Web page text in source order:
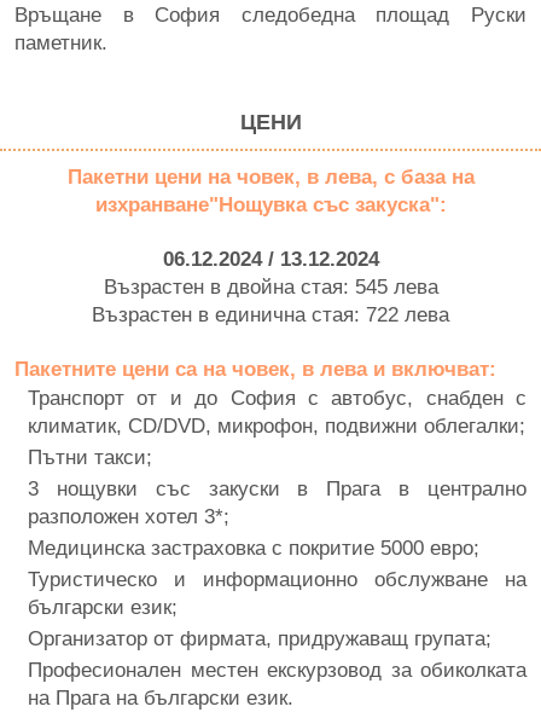
Връщане в София следобeдна площад Руски
паметник.
ЦЕНИ
Пакетни цени на човек, в лева, с база на
изхранване"Нощувка със закуска":
06.12.2024 / 13.12.2024
Възрастен в двойна стая: 545 лева
Възрастен в единична стая: 722 лева
Пакетните цени са на човек, в лева и включват:
Транспорт от и до София с автобус, снабден с
климатик, CD/DVD, микрофон, подвижни облегалки;
Пътни такси;
3 нощувки със закуски в Прага в централно
разположен хотел 3*;
Медицинска застраховка с покритие 5000 евро;
Туристическо и информационно обслужване на
български език;
Организатор от фирмата, придружаващ групата;
Професионален местен екскурзовод за обиколката
на Прага на български език.